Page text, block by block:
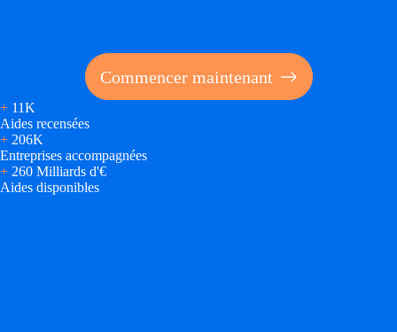
Commencer maintenant
+ 11K
Aides recensées
+ 206K
Entreprises accompagnées
+ 260 Milliards d'€
Aides disponibles